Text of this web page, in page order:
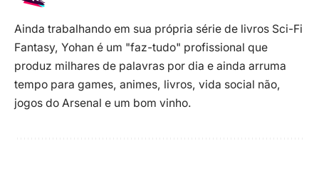
Ainda trabalhando em sua própria série de livros Sci-Fi
Fantasy, Yohan é um "faz-tudo" profissional que
produz milhares de palavras por dia e ainda arruma
tempo para games, animes, livros, vida social não,
jogos do Arsenal e um bom vinho.